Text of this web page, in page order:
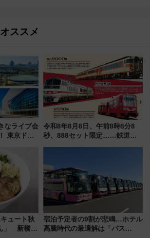
ススメ
なライブ会
東京ドー
ライブ会
令和8年8月8日、午前8時8分8
秒、888セット限定……鉄道各
ュート秋
」 新橋に
宿泊予定者の9割が悲鳴…ホテル
高騰時代の最適解は「バス